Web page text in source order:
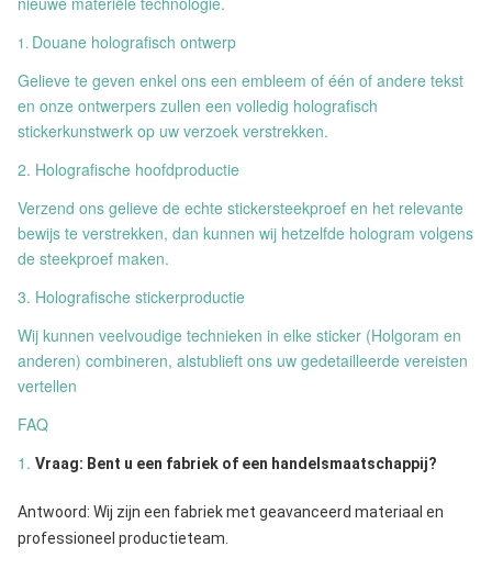
1. Douane holografisch ontwerp
Gelieve te geven enkel ons een embleem of één of andere tekst
en onze ontwerpers zullen een volledig holografisch
stickerkunstwerk op uw verzoek verstrekken.
2. Holografische hoofdproductie
Verzend ons gelieve de echte stickersteekproef en het relevante
bewijs te verstrekken, dan kunnen wij hetzelfde hologram volgens
de steekproef maken.
3. Holografische stickerproductie
Wij kunnen veelvoudige technieken in elke sticker (Holgoram en
anderen) combineren, alstublieft ons uw gedetailleerde vereisten
vertellen
FAQ
1. Vraag: Bent u een fabriek of een handelsmaatschappij?
Antwoord: Wij zijn een fabriek met geavanceerd materiaal en
professioneel productieteam.